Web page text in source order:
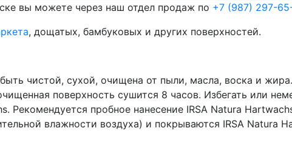
вы можете через наш отдел продаж по +7 (987) 297-
, дощатых, бамбуковых и других поверхностей.
чистой, сухой, очищена от пыли, масла, воска и
поверхность сушится 8 часов. Избегать или
Рекомендуется пробное нанесение IRSA Natura
влажности воздуха) и покрываются IRSA Natura